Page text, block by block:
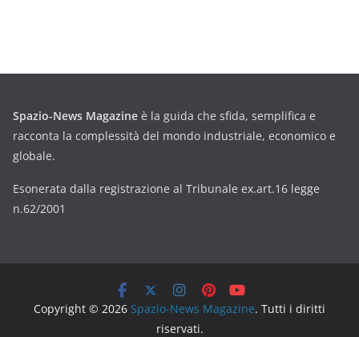
Spazio-News Magazine è la guida che sfida, semplifica e
racconta la complessità del mondo industriale, economico e
globale.
Esonerata dalla registrazione al Tribunale ex.art.16 legge
n.62/2001
Copyright © 2026 Spazio-News Magazine. Tutti i diritti
riservati.